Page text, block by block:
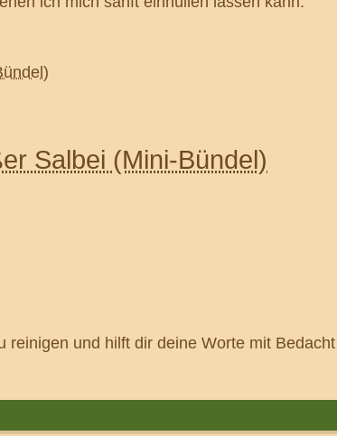
Salbei (Mini-Bündel)
und hilft dir deine Worte mit